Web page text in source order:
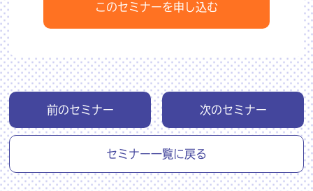
このセミナーを申し込む
前のセミナー
セミナー一覧に戻る
次のセミナー